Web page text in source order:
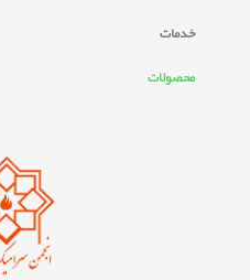
خدمات
محصولات